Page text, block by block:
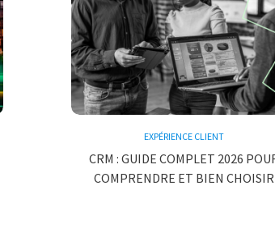
EXPÉRIENCE CLIENT
CRM : GUIDE COMPLET 2026
COMPRENDRE ET BIEN CHOISIR